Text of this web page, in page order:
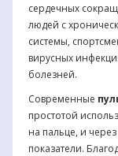
сердечных
людей с
системы,
вирусных
болезней.
Современные
простотой
на пальце, и
показатели.